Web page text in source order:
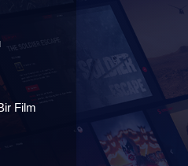
Film